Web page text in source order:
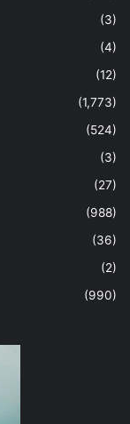
(3)
(4)
(12)
(1,773)
(524)
(3)
(27)
(988)
(36)
(2)
(990)